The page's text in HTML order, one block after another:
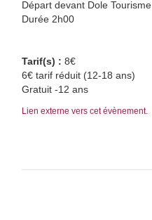
Départ devant Dole Tourisme
Durée 2h00
Tarif(s) : 8€
6€ tarif réduit (12-18 ans)
Gratuit -12 ans
Lien externe vers cet évènement.